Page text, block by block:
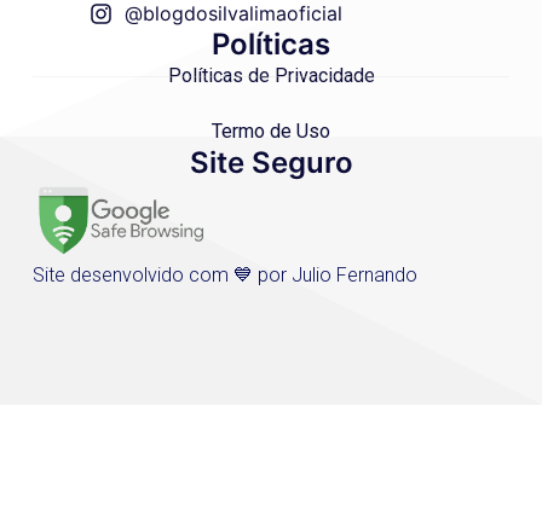
@blogdosilvalimaoficial
Políticas
Políticas de Privacidade
Termo de Uso
Site Seguro
Site desenvolvido com 💙 por Julio Fernando